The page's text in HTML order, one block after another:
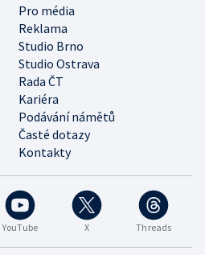
Pro média
Reklama
Studio Brno
Studio Ostrava
Rada ČT
Kariéra
Podávání námětů
Časté dotazy
Kontakty
YouTube X Threads